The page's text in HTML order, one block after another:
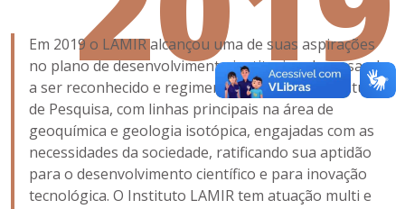
Em 2019 o LAMIR alcançou uma de suas aspirações
no plano de desenvolvimento institucional, passando
a ser reconhecido e regimentado como um Instituto
de Pesquisa, com linhas principais na área de
geoquímica e geologia isotópica, engajadas com as
necessidades da sociedade, ratificando sua aptidão
para o desenvolvimento científico e para inovação
tecnológica. O Instituto LAMIR tem atuação multi e